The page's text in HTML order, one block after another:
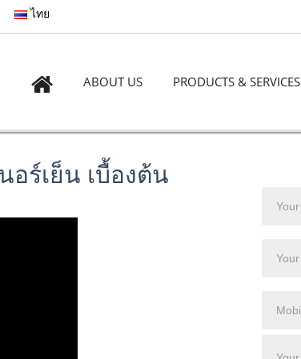
ไทย
ABOUT US PRODUCTS & SERVICES
ร์เย็น เบื้องต้น